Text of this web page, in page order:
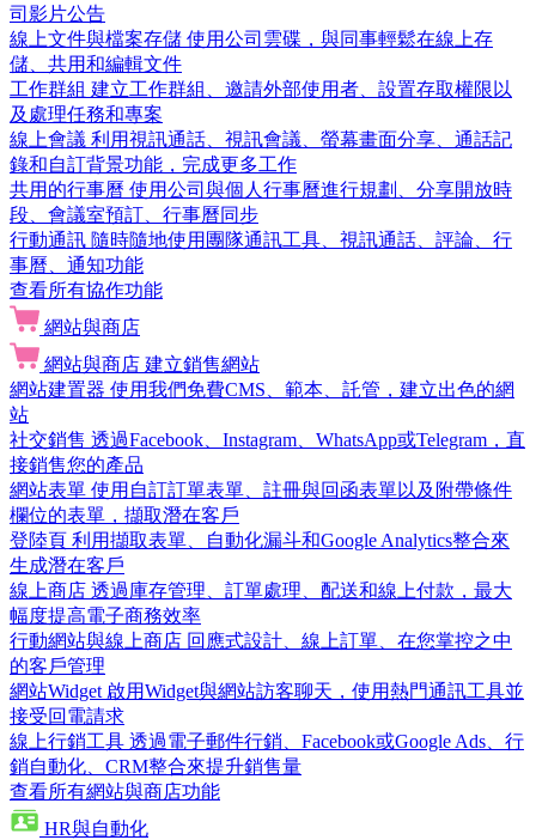
司影片公告
線上文件與檔案存儲 使用公司雲碟，與同事輕鬆在線上存
儲、共用和編輯文件
工作群組 建立工作群組、邀請外部使用者、設置存取權限以
及處理任務和專案
線上會議 利用視訊通話、視訊會議、螢幕畫面分享、通話記
錄和自訂背景功能，完成更多工作
共用的行事曆 使用公司與個人行事曆進行規劃、分享開放時
段、會議室預訂、行事曆同步
行動通訊 隨時隨地使用團隊通訊工具、視訊通話、評論、行
事曆、通知功能
查看所有協作功能
網站與商店
網站與商店 建立銷售網站
網站建置器 使用我們免費CMS、範本、託管，建立出色的網
站
社交銷售 透過Facebook、Instagram、WhatsApp或Telegram，直
接銷售您的產品
網站表單 使用自訂訂單表單、註冊與回函表單以及附帶條件
欄位的表單，擷取潛在客戶
登陸頁 利用擷取表單、自動化漏斗和Google Analytics整合來
生成潛在客戶
線上商店 透過庫存管理、訂單處理、配送和線上付款，最大
幅度提高電子商務效率
行動網站與線上商店 回應式設計、線上訂單、在您掌控之中
的客戶管理
網站Widget 啟用Widget與網站訪客聊天，使用熱門通訊工具並
接受回電請求
線上行銷工具 透過電子郵件行銷、Facebook或Google Ads、行
銷自動化、CRM整合來提升銷售量
查看所有網站與商店功能
HR與自動化